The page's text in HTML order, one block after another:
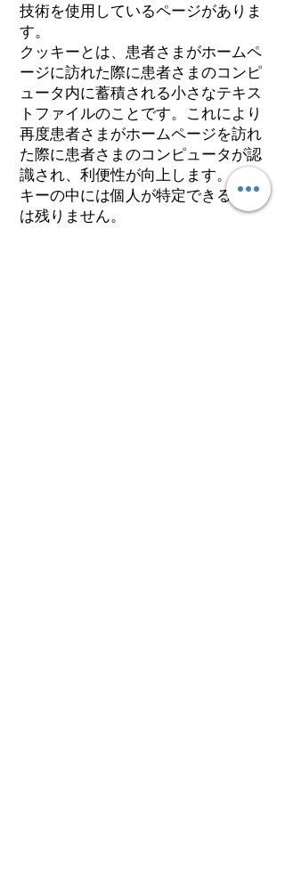
技術を使用しているページがありま
す。
クッキーとは、患者さまがホームペ
ージに訪れた際に患者さまのコンピ
ュータ内に蓄積される小さなテキス
トファイルのことです。これにより
再度患者さまがホームページを訪れ
た際に患者さまのコンピュータが認
識され、利便性が向上します。クッ
キーの中には個人が特定できる情報
は残りません。